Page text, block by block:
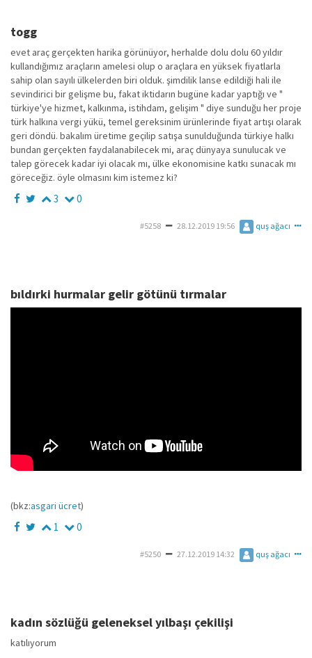
togg
evet araç gerçekten harika görünüyor, herhalde dolu dolu 60 yıldır
kullandığımız araçların amelesi olup o araçlara en yüksek fiyatlarla
sahip olan sayılı ülkelerden biri olduk. şimdilik lanse edildiği hali ile
sevindirici bir gelişme bu, fakat iktidarın bugüne kadar yaptığı ve "
türkiye'ye hizmet, kalkınma, istihdam, gelişim " diye sunduğu her proje
türk halkına vergi yükü, temel gereksinim ürünlerinde fiyat artışı olarak
geri döndü. bakalım üretime geçilip satışa sunulduğunda türkiye halkı
bundan gerçekten faydalanabilecek mi, araç dünyaya sunulucak ve
talep görecek kadar iyi olacak mı, ülke ekonomisine katkı sunacak mı
göreceğiz. öyle olmasını kim istemez ki?
3 0
#5258 28.12.2019 19:56 quş ağacı
bıldırki hurmalar gelir götünü tırmalar
(bkz:asgari ücret)
1 0
#5250 27.12.2019 14:32 quş ağacı
kadın sözlüğü geleneksel yılbaşı çekilişi
katılıyorum